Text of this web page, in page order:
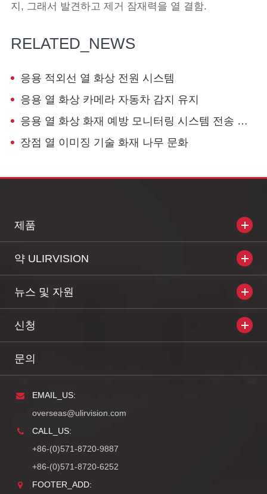
지, 그래서 발견하고 제거 잠재력을 열 결함.
RELATED_NEWS
응용 적외선 열 화상 전원 시스템
응용 열 화상 카메라 자동차 감지 유지
응용 열 화상 화재 예방 모니터링 시스템 전송 라인
장점 열 이미징 기술 화재 나무 문화
제품
약 ULIRVISION
뉴스 및 자원
신청
문의
EMAIL_US:
overseas@ulirvision.com
CALL_US:
+86-(0)571-8720-9887
+86-(0)571-8720-6252
FOOTER_ADD: